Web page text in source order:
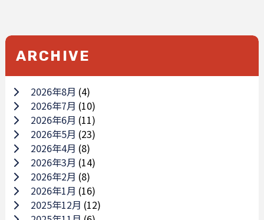
ARCHIVE
2026年8月 (4)
2026年7月 (10)
2026年6月 (11)
2026年5月 (23)
2026年4月 (8)
2026年3月 (14)
2026年2月 (8)
2026年1月 (16)
2025年12月 (12)